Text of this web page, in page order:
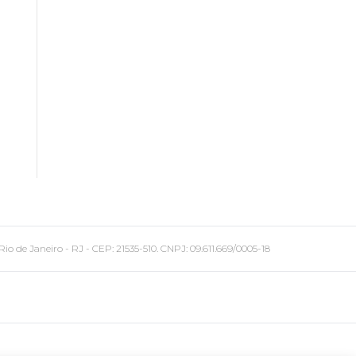
Janeiro - RJ - CEP: 21535-510. CNPJ: 09.611.669/0005-18